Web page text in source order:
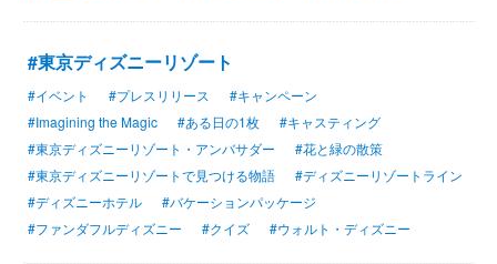
#東京ディズニーリゾート
#イベント #プレスリリース
#キャンペーン
#Imagining the Magic
#ある日の1枚
#キャスティング
#東京ディズニーリゾート・アンバサダー
#花と緑の散策
#東京ディズニーリゾートで見つける物語
#ディズニーリゾートライン
#ディズニーホテル
#バケーションパッケージ
#ファンダフルディズニー
#クイズ #ウォルト・ディズニー